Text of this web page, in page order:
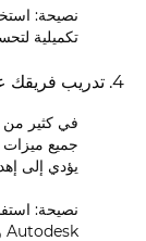
تكميلية
4. تدريب فريقك على ميزات توفير التكاليف
في كثير من
جميع ميزات
يؤدي إلى
نصيحة: